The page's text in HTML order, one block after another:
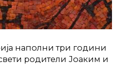
наполни три години
родители Јоаким и